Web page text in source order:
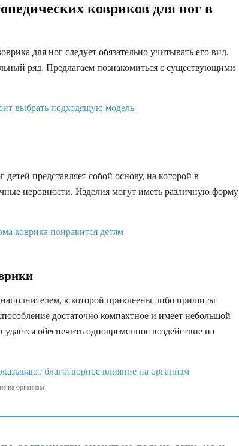
ковриков для ног в
для ног следует обязательно учитывать его вид.
ряд. Предлагаем познакомиться с существующими
представляет собой основу, на которой в
неровности. Изделия могут иметь различную форму
к которой приклеены либо пришиты
достаточно компактное и имеет небольшой
обеспечить одновременное воздействие на
на организм